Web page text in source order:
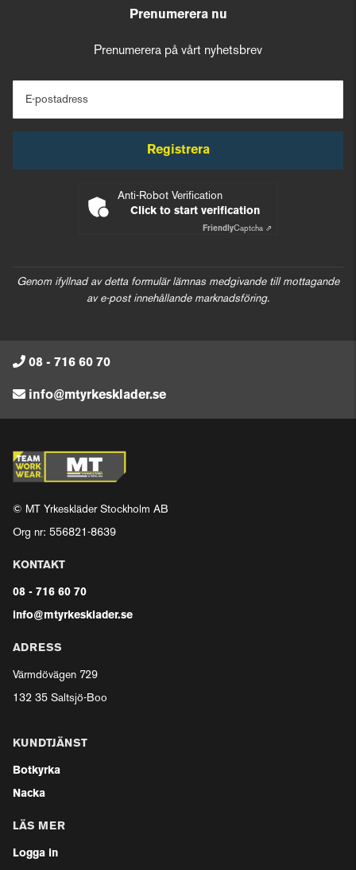
Prenumerera nu
Prenumerera på vårt nyhetsbrev
E-postadress
Registrera
Anti-Robot Verification
Click to start verification
FriendlyCaptcha ⇗
Genom ifyllnad av detta formulär lämnas medgivande till mottagande
av e-post innehållande marknadsföring.
08 - 716 60 70
info@mtyrkesklader.se
© MT Yrkeskläder Stockholm AB
Org nr: 556821-8639
KONTAKT
08 - 716 60 70
info@mtyrkesklader.se
ADRESS
Värmdövägen 729
132 35 Saltsjö-Boo
KUNDTJÄNST
Botkyrka
Nacka
LÄS MER
Logga in